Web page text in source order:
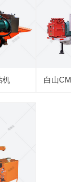
机 白山